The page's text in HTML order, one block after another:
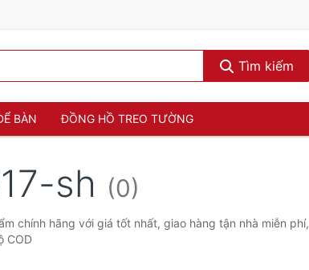
Tìm kiếm
BÀN ĐỒNG HỒ TREO TƯỜNG
sh (0)
chính hãng với giá tốt nhất, giao hàng tận nhà miễn phí,
COD